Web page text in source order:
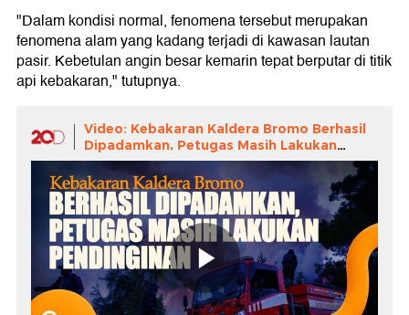
"Dalam kondisi normal, fenomena tersebut merupakan
fenomena alam yang kadang terjadi di kawasan lautan
pasir. Kebetulan angin besar kemarin tepat berputar di titik
api kebakaran," tutupnya.
Video: Kebakaran Kaldera Bromo Berhasil
Dipadamkan, Petugas Masih Lakukan
Pendinginan